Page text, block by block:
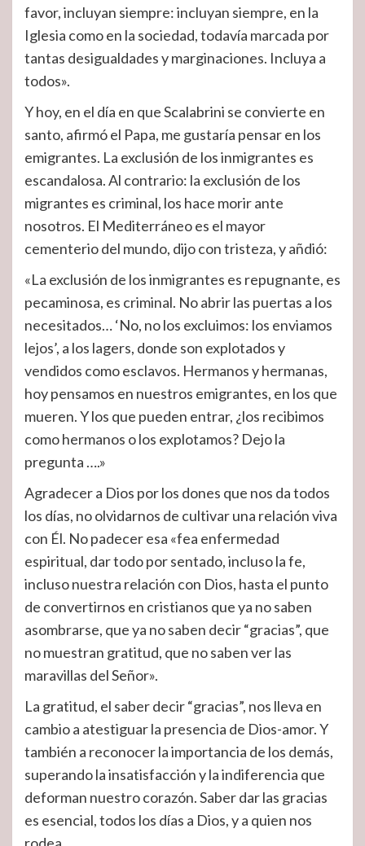
favor, incluyan siempre: incluyan siempre, en la
Iglesia como en la sociedad, todavía marcada por
tantas desigualdades y marginaciones. Incluya a
todos».
Y hoy, en el día en que Scalabrini se convierte en
santo, afirmó el Papa, me gustaría pensar en los
emigrantes. La exclusión de los inmigrantes es
escandalosa. Al contrario: la exclusión de los
migrantes es criminal, los hace morir ante
nosotros. El Mediterráneo es el mayor
cementerio del mundo, dijo con tristeza, y añdió:
«La exclusión de los inmigrantes es repugnante, es
pecaminosa, es criminal. No abrir las puertas a los
necesitados… ‘No, no los excluimos: los enviamos
lejos’, a los lagers, donde son explotados y
vendidos como esclavos. Hermanos y hermanas,
hoy pensamos en nuestros emigrantes, en los que
mueren. Y los que pueden entrar, ¿los recibimos
como hermanos o los explotamos? Dejo la
pregunta ….»
Agradecer a Dios por los dones que nos da todos
los días, no olvidarnos de cultivar una relación viva
con Él. No padecer esa «fea enfermedad
espiritual, dar todo por sentado, incluso la fe,
incluso nuestra relación con Dios, hasta el punto
de convertirnos en cristianos que ya no saben
asombrarse, que ya no saben decir “gracias”, que
no muestran gratitud, que no saben ver las
maravillas del Señor».
La gratitud, el saber decir “gracias”, nos lleva en
cambio a atestiguar la presencia de Dios-amor. Y
también a reconocer la importancia de los demás,
superando la insatisfacción y la indiferencia que
deforman nuestro corazón. Saber dar las gracias
es esencial, todos los días a Dios, y a quien nos